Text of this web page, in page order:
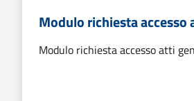
Modulo richiesta accesso
Modulo richiesta accesso atti